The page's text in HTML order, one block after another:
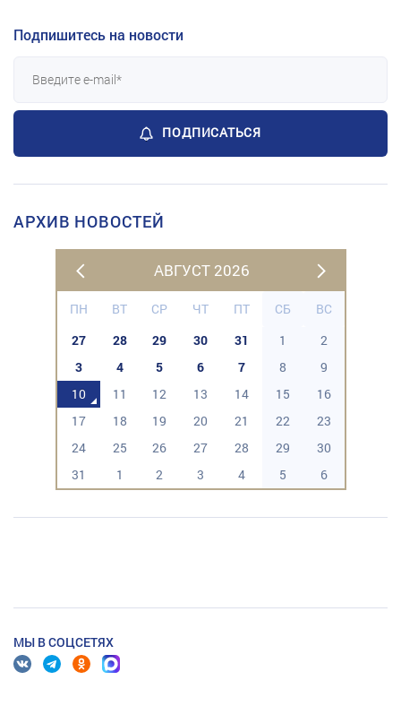
Подпишитесь на новости
ПОДПИСАТЬСЯ
АРХИВ НОВОСТЕЙ
АВГУСТ 2026
ПН ВТ СР ЧТ ПТ СБ
ВС
27
28 29 30 31 1
2
3
4 5 6 7 8
9
10
11 12 13 14 15
16
17
18 19 20 21 22
23
24
25 26 27 28 29
30
31
1 2 3 4 5 6
МЫ В СОЦСЕТЯХ